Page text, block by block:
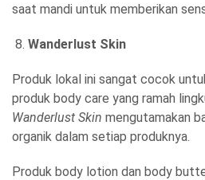
saat mandi untuk memberikan
Wanderlust Skin
Produk lokal ini sangat cocok
produk body care yang ramah
Wanderlust Skin mengutamakan
organik dalam setiap produknya.
Produk body lotion dan body